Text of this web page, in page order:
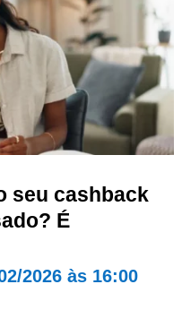
seu cashback
É
2026 às 16:00